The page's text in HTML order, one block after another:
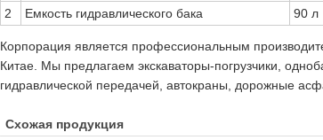
2
Емкость гидравлического бака 90 л
Корпорация является профессиональным
Китае. Мы предлагаем экскаваторы-погрузчики,
гидравлической передачей, автокраны, дорожные
Схожая продукция